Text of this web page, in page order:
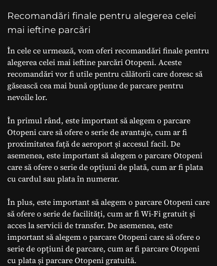
Recomandări finale pentru alegerea celei
mai ieftine parcări
În cele ce urmează, vom oferi recomandări finale pentru
alegerea celei mai ieftine parcări Otopeni. Aceste
recomandări vor fi utile pentru călătorii care doresc să
găsească cea mai bună opțiune de parcare pentru
nevoile lor.
În primul rând, este important să alegem o parcare
Otopeni care să ofere o serie de avantaje, cum ar fi
proximitatea față de aeroport și accesul facil. De
asemenea, este important să alegem o parcare Otopeni
care să ofere o serie de opțiuni de plată, cum ar fi plata
cu cardul sau plata în numerar.
În plus, este important să alegem o parcare Otopeni care
să ofere o serie de facilități, cum ar fi Wi-Fi gratuit și
acces la servicii de transfer. De asemenea, este
important să alegem o parcare Otopeni care să ofere o
serie de opțiuni de parcare, cum ar fi parcare Otopeni
cu plata și parcare Otopeni gratuită.